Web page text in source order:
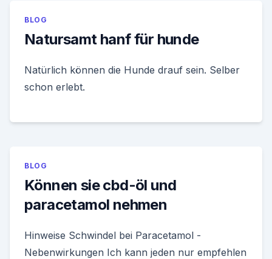
BLOG
Natursamt hanf für hunde
Natürlich können die Hunde drauf sein. Selber
schon erlebt.
BLOG
Können sie cbd-öl und
paracetamol nehmen
Hinweise Schwindel bei Paracetamol -
Nebenwirkungen Ich kann jeden nur empfehlen